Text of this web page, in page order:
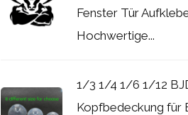
Fenster Tür
Hochwertige...
1/3 1/4 1/6 1/12
Kopfbedeckung für